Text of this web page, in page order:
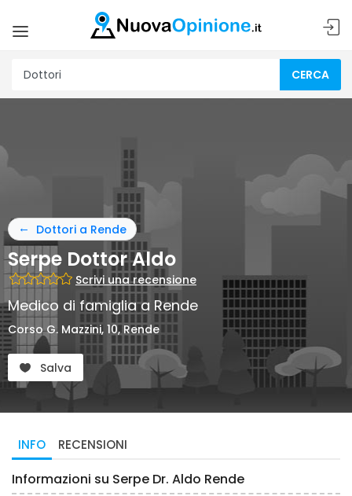
CERCA
Dottori a Rende
Serpe Dottor Aldo
Scrivi una recensione
Medico di famiglia a Rende
Corso G. Mazzini, 10, Rende
Salva
INFO RECENSIONI
Informazioni su Serpe Dr. Aldo Rende